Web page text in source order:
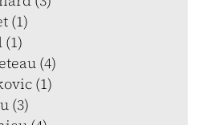
(1)
(4)
(1)
(3)